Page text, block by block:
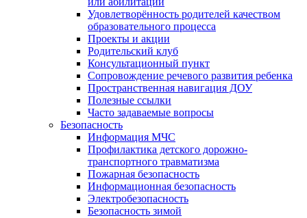
Удовлетворённость родителей качеством
образовательного процесса
Проекты и акции
Родительский клуб
Консультационный пункт
Сопровождение речевого развития ребенка
Пространственная навигация ДОУ
Полезные ссылки
Часто задаваемые вопросы
Безопасность
Информация МЧС
Профилактика детского дорожно-
транспортного травматизма
Пожарная безопасность
Информационная безопасность
Электробезопасность
Безопасность зимой